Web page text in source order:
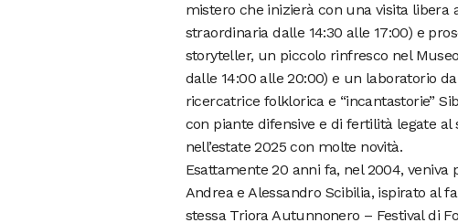
mistero che inizierà con una visita libera
straordinaria dalle 14:30 alle 17:00) e
storyteller, un piccolo rinfresco nel
dalle 14:00 alle 20:00) e un laboratorio
ricercatrice folklorica e “incantastorie”
con piante difensive e di fertilità legate al
nell’estate 2025 con molte novità.
Esattamente 20 anni fa, nel 2004, veniva
Andrea e Alessandro Scibilia, ispirato al
stessa Triora Autunnonero – Festival di